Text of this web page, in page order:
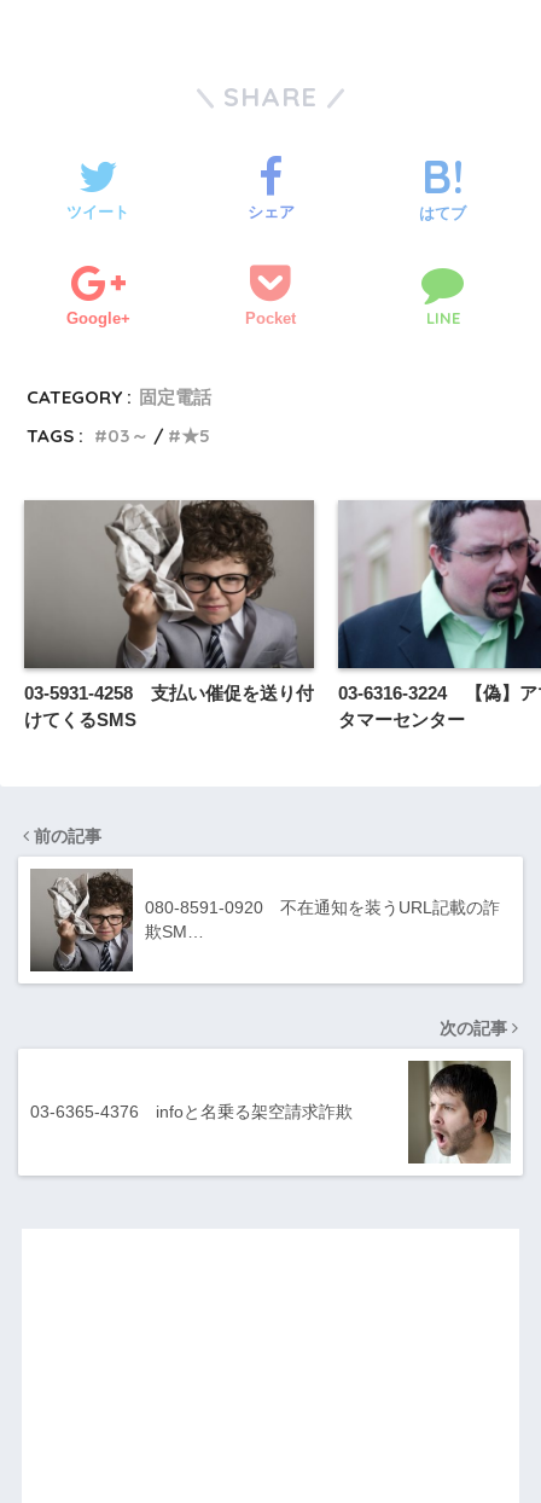
SHARE
ツイート シェア はてブ
Google+ Pocket LINE
CATEGORY : 固定電話
TAGS :
03～ ★5
03-5931-4258 支払い催促を送り付
けてくるSMS
03-6316-3224 【偽】ア
タマーセンター
前の記事
080-8591-0920 不在通知を装うURL記載の詐
欺SM…
次の記事
03-6365-4376 infoと名乗る架空請求詐欺